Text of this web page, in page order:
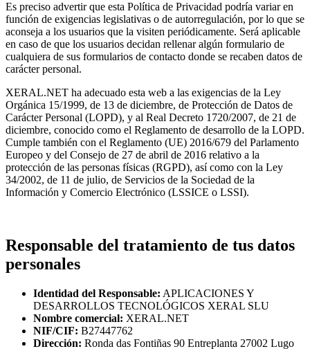
Es preciso advertir que esta Política de Privacidad podría variar en
función de exigencias legislativas o de autorregulación, por lo que se
aconseja a los usuarios que la visiten periódicamente. Será aplicable
en caso de que los usuarios decidan rellenar algún formulario de
cualquiera de sus formularios de contacto donde se recaben datos de
carácter personal.
XERAL.NET ha adecuado esta web a las exigencias de la Ley
Orgánica 15/1999, de 13 de diciembre, de Protección de Datos de
Carácter Personal (LOPD), y al Real Decreto 1720/2007, de 21 de
diciembre, conocido como el Reglamento de desarrollo de la LOPD.
Cumple también con el Reglamento (UE) 2016/679 del Parlamento
Europeo y del Consejo de 27 de abril de 2016 relativo a la
protección de las personas físicas (RGPD), así como con la Ley
34/2002, de 11 de julio, de Servicios de la Sociedad de la
Información y Comercio Electrónico (LSSICE o LSSI).
Responsable del tratamiento de tus datos
personales
Identidad del Responsable: APLICACIONES Y
DESARROLLOS TECNOLÓGICOS XERAL SLU
Nombre comercial: XERAL.NET
NIF/CIF: B27447762
Dirección: Ronda das Fontiñas 90 Entreplanta 27002 Lugo